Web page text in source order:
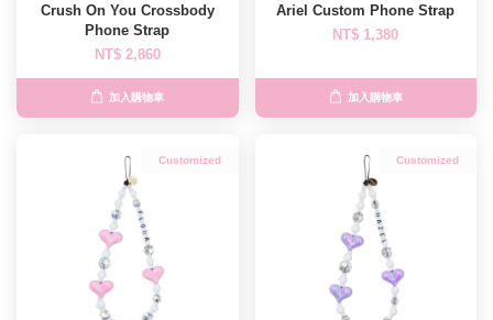
Crush On You Crossbody
Phone Strap
NT$ 2,860
加入購物車
Ariel Custom Phone Strap
NT$ 1,380
加入購物車
Customized Customized